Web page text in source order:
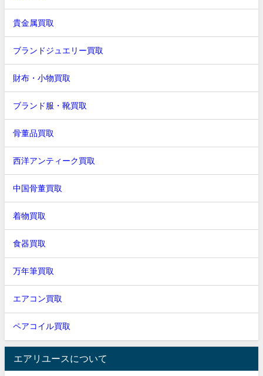
貴金属買取
ブランドジュエリー買取
財布・小物買取
ブランド服・靴買取
骨董品買取
西洋アンティーク買取
中国骨董買取
着物買取
食器買取
万年筆買取
エアコン買取
ペアコイル買取
エアリユースについて